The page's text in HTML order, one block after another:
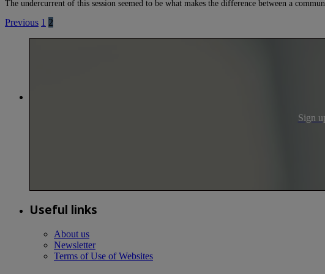
The undercurrent of this session seemed to be what makes the difference between a
Previous 1 2
Sign
Useful links
About us
Newsletter
Terms of Use of Websites